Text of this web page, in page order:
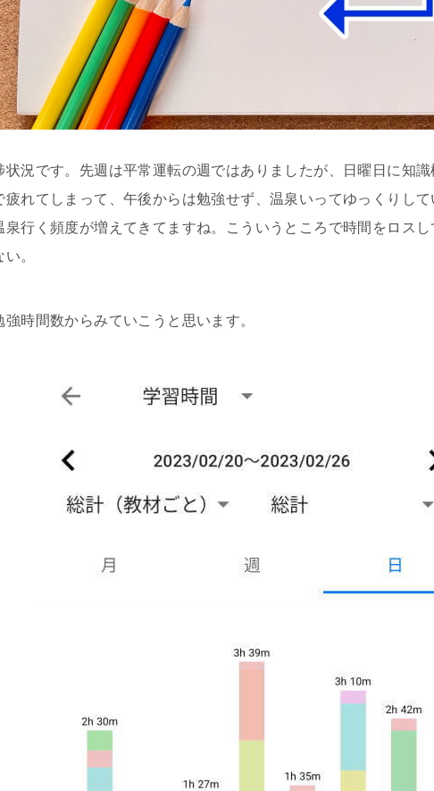
状況です。先週は平常運転の週ではありましたが、日曜日に知
疲れてしまって、午後からは勉強せず、温泉いってゆっくりし
泉行く頻度が増えてきてますね。こういうところで時間をロス
。
強時間数からみていこうと思います。